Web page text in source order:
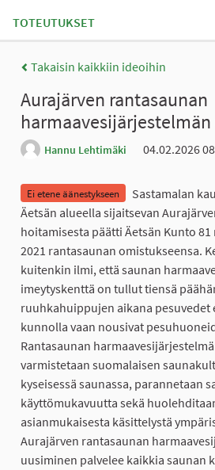
TOTEUTUKSET
Takaisin kaikkiin ideoihin
Aurajärven rantasaunan
Hannu Lehtimäki
04.02.2026
Ei etene äänestykseen
Sastamalan
Äetsän alueella sijaitsevan
hoitamisesta päätti Äetsän Kunto
2021 rantasaunan omistukseensa.
kuitenkin ilmi, että saunan
imeytyskenttä on tullut tiensä
ruuhkahuippujen aikana pesuvedet
kunnolla vaan nousivat
Rantasaunan
varmistetaan suomalaisen
kyseisessä saunassa, parannetaan
käyttömukavuutta sekä
asianmukaisesta käsittelystä
Aurajärven rantasaunan
uusiminen palvelee kaikkia saunan